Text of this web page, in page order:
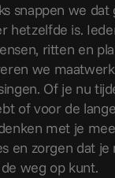
snappen we dat
hetzelfde is.
ritten en
we
Of je nu
of voor de
met je
en zorgen dat je
weg op kunt.